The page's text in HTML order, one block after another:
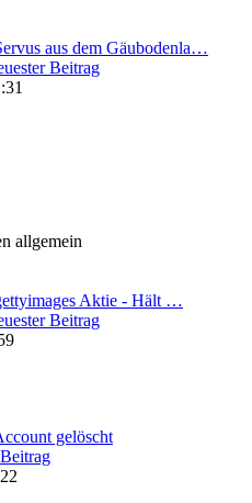
aus dem Gäubodenla…
Beitrag
allgemein
Aktie - Hält …
Beitrag
gelöscht